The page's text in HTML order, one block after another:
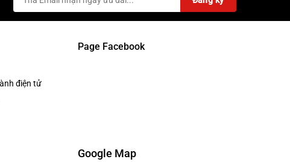
điện tử
Page Facebook
Google Map